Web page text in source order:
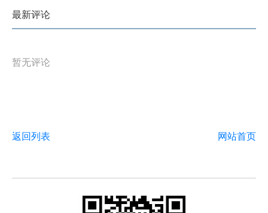
最新评论
暂无评论
返回列表 网站首页